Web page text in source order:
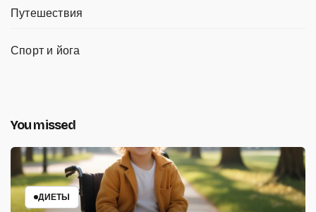
Путешествия
Спорт и йога
You missed
ДИЕТЫ